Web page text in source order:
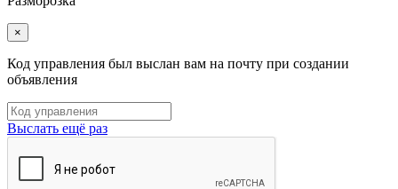
×
Код управления был выслан вам на почту при создании
объявления
Выслать ещё раз